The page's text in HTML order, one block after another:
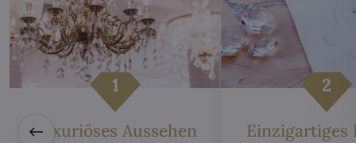
Luxuriöses Aussehen Einzigartiges